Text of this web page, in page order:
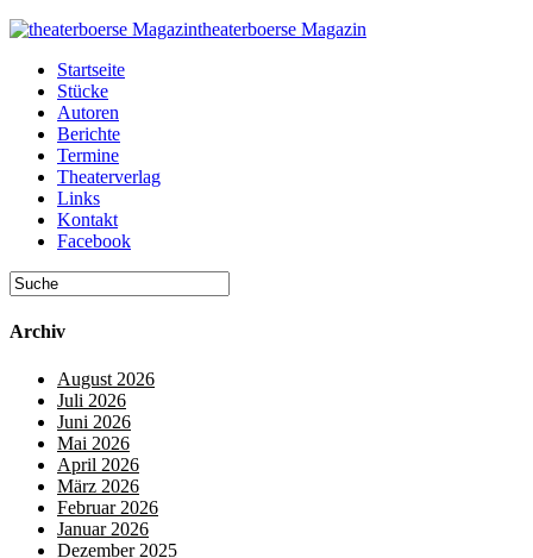
theaterboerse Magazin
Startseite
Stücke
Autoren
Berichte
Termine
Theaterverlag
Links
Kontakt
Facebook
Archiv
August 2026
Juli 2026
Juni 2026
Mai 2026
April 2026
März 2026
Februar 2026
Januar 2026
Dezember 2025